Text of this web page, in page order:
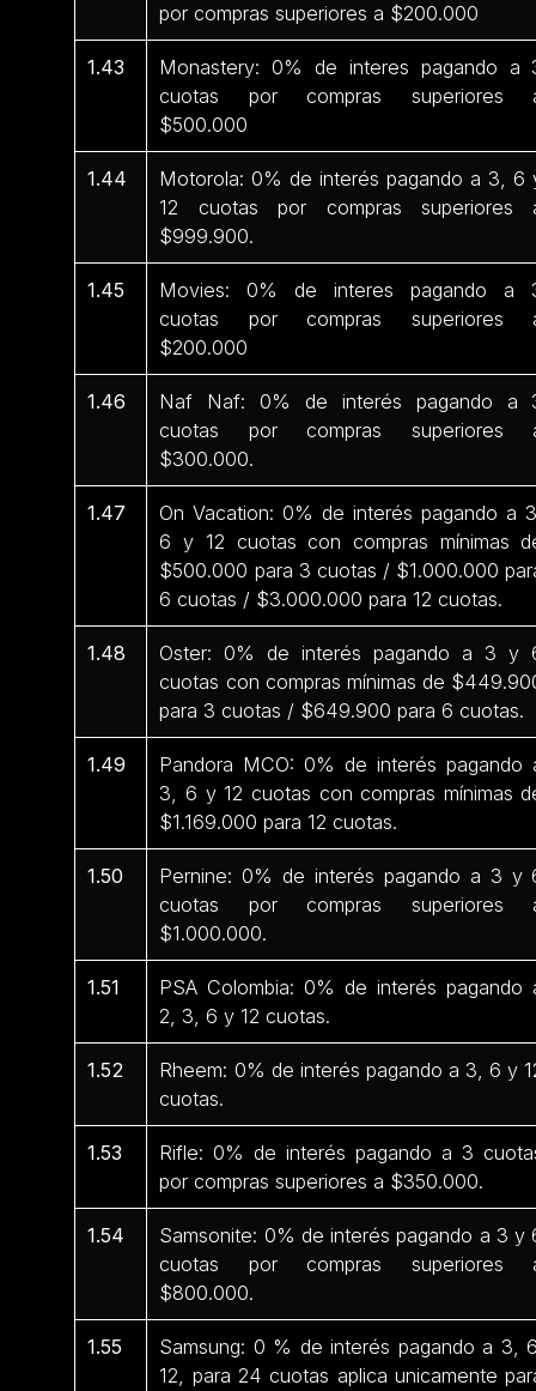
por compras superiores a $200.000
1.43
Monastery: 0% de interes pagando a
cuotas por compras superiores
$500.000
1.44
Motorola: 0% de interés pagando a 3, 6
12 cuotas por compras superiores
$999.900.
1.45
Movies: 0% de interes pagando a
cuotas por compras superiores
$200.000
1.46
Naf Naf: 0% de interés pagando a
cuotas por compras superiores
$300.000.
1.47
On Vacation: 0% de interés pagando a
6 y 12 cuotas con compras mínimas
$500.000 para 3 cuotas / $1.000.000
6 cuotas / $3.000.000 para 12 cuotas.
1.48
Oster: 0% de interés pagando a 3 y
cuotas con compras mínimas de
para 3 cuotas / $649.900 para 6 cuotas.
1.49
Pandora MCO: 0% de interés pagando
3, 6 y 12 cuotas con compras mínimas
$1.169.000 para 12 cuotas.
1.50
Pernine: 0% de interés pagando a 3 y
cuotas por compras superiores
$1.000.000.
1.51
PSA Colombia: 0% de interés pagando
2, 3, 6 y 12 cuotas.
1.52
Rheem: 0% de interés pagando a 3, 6 y
cuotas.
1.53
Rifle: 0% de interés pagando a 3
por compras superiores a $350.000.
1.54
Samsonite: 0% de interés pagando a 3 y
cuotas por compras superiores
$800.000.
1.55
Samsung: 0 % de interés pagando a 3,
12, para 24 cuotas aplica unicamente